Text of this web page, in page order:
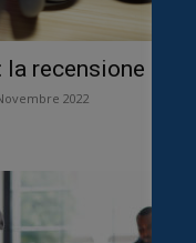
la recensione
2022